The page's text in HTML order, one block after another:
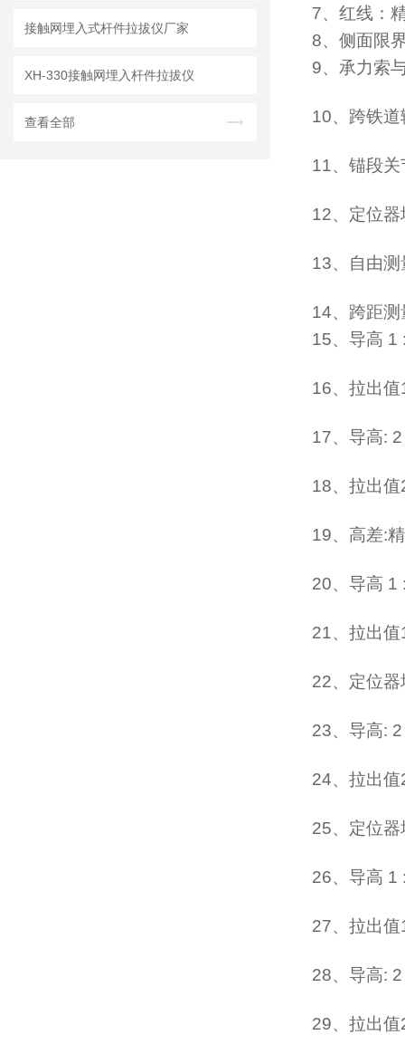
接触网埋入式杆件拉拔仪厂家
XH-330接触网埋入杆件拉拔仪
查看全部
7、红线：
8、侧面限
9、承力索
10、跨铁
11、锚段
12、定位
13、自由测
14、跨距
15、导高 1
16、拉出值
17、导高: 2
18、拉出值
19、高差:
20、导高 1
21、拉出值
22、定位
23、导高: 2
24、拉出值
25、定位
26、导高 1
27、拉出值
28、导高: 2
29、拉出值